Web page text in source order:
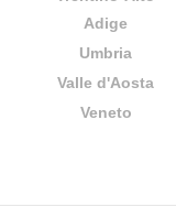
Adige
Umbria
Valle d'Aosta
Veneto